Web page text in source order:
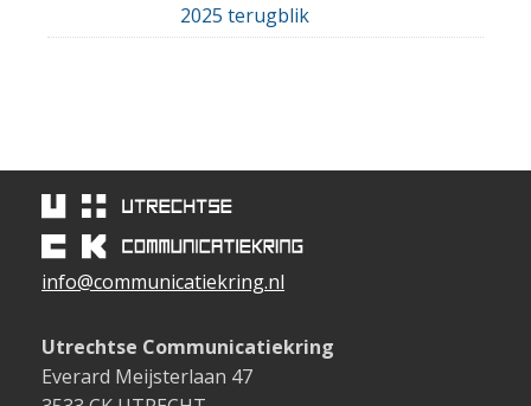
2025 terugblik
info@communicatiekring.nl
Utrechtse Communicatiekring
Everard Meijsterlaan 47